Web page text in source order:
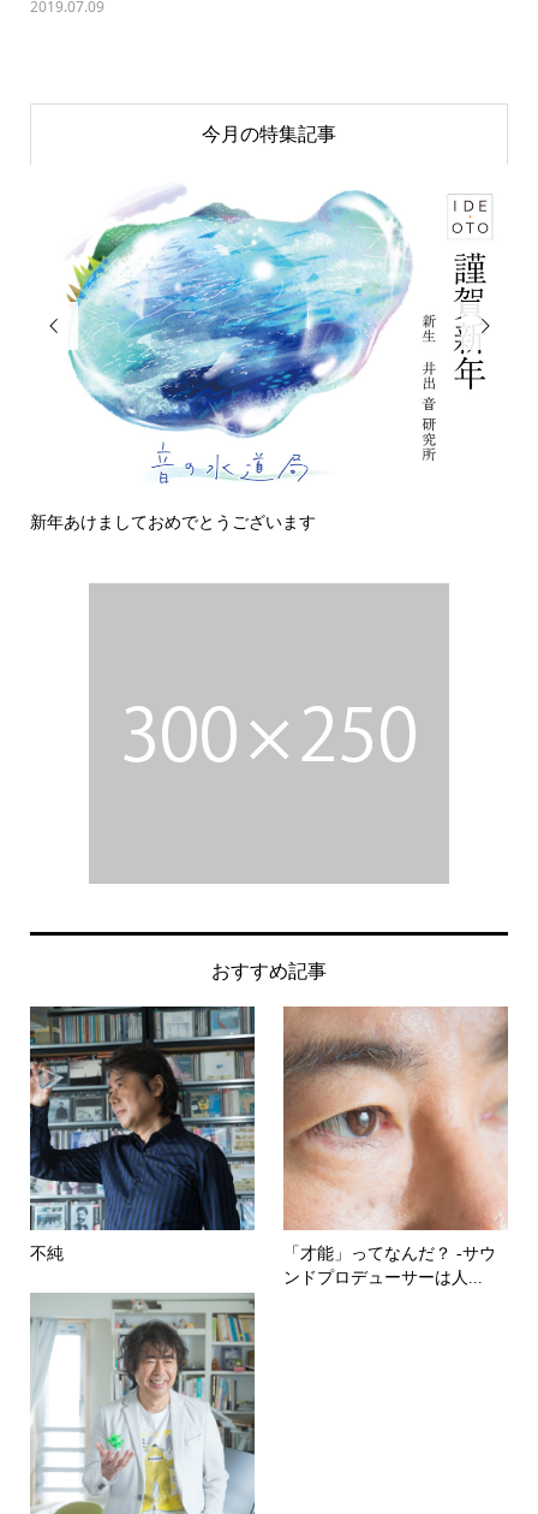
2019.07.09
今月の特集記事

新年あけましておめでとうございます

おすすめ記事
不純
「才能」ってなんだ？ -サウ
ンドプロデューサーは人...